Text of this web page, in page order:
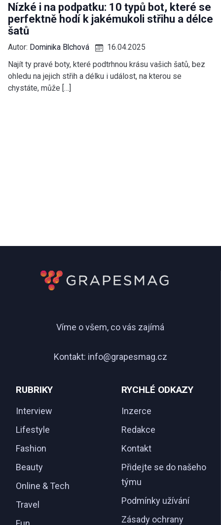
Nízké i na podpatku: 10 typů bot, které se
perfektně hodí k jakémukoli střihu a délce
šatů
Autor: Dominika Blchová
16.04.2025
Najít ty pravé boty, které podtrhnou krásu vašich šatů, bez
ohledu na jejich střih a délku i událost, na kterou se
chystáte, může […]
Víme o všem, co vás zajímá
Kontakt: info@grapesmag.cz
RUBRIKY
Interview
Lifestyle
Fashion
Beauty
Online & Tech
Travel
RYCHLÉ ODKAZY
Inzerce
Redakce
Kontakt
Přidejte se do našeho
týmu
Podmínky užívání
Zásady ochrany